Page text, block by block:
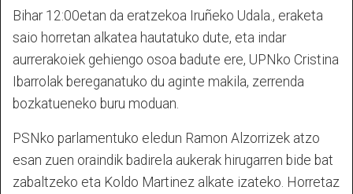
Bihar 12:00etan da eratzekoa Iruñeko Udala., eraketa
saio horretan alkatea hautatuko dute, eta indar
aurrerakoiek gehiengo osoa badute ere, UPNko Cristina
Ibarrolak bereganatuko du aginte makila, zerrenda
bozkatueneko buru moduan.
PSNko parlamentuko eledun Ramon Alzorrizek atzo
esan zuen oraindik badirela aukerak hirugarren bide bat
zabaltzeko eta Koldo Martinez alkate izateko. Horretaz